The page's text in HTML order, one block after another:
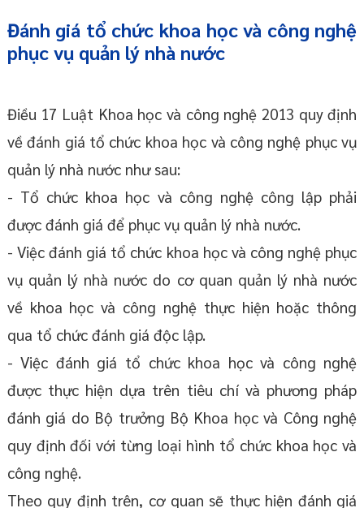
Đánh giá tổ chức khoa học và công nghệ
phục vụ quản lý nhà nước
Điều 17 Luật Khoa học và công nghệ 2013 quy định
về đánh giá tổ chức khoa học và công nghệ phục vụ
quản lý nhà nước như sau:
- Tổ chức khoa học và công nghệ công lập phải
được đánh giá để phục vụ quản lý nhà nước.
- Việc đánh giá tổ chức khoa học và công nghệ phục
vụ quản lý nhà nước do cơ quan quản lý nhà nước
về khoa học và công nghệ thực hiện hoặc thông
qua tổ chức đánh giá độc lập.
- Việc đánh giá tổ chức khoa học và công nghệ
được thực hiện dựa trên tiêu chí và phương pháp
đánh giá do Bộ trưởng Bộ Khoa học và Công nghệ
quy định đối với từng loại hình tổ chức khoa học và
công nghệ.
Theo quy định trên, cơ quan sẽ thực hiện đánh giá